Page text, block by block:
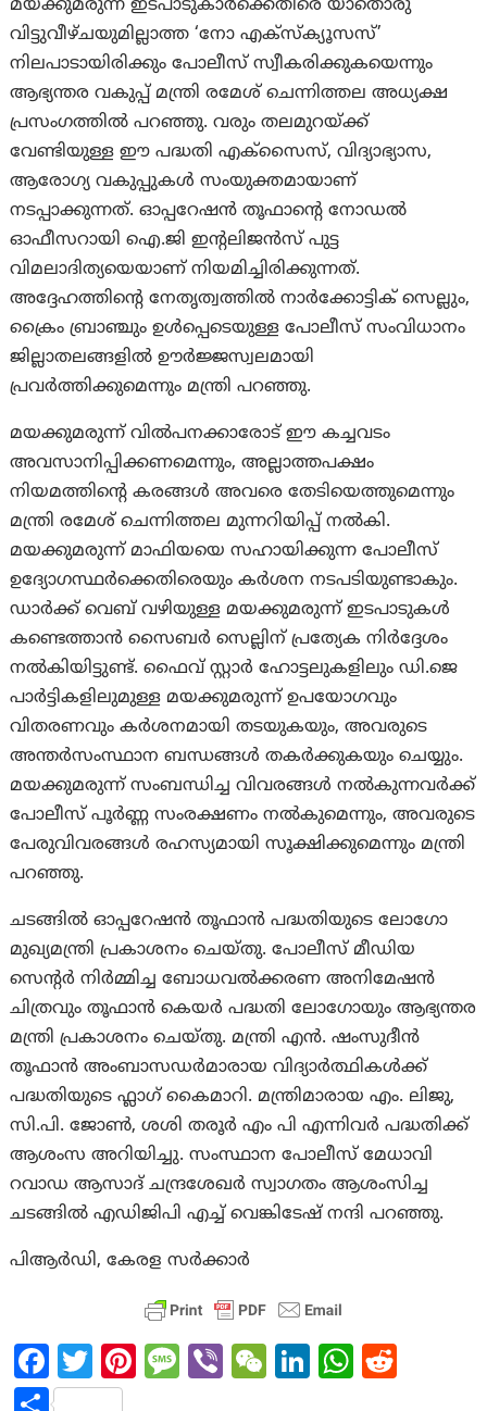
മയക്കുമരുന്ന് ഇടപാടുകാർക്കെതിരെ യാതൊരു
വിട്ടുവീഴ്ചയുമില്ലാത്ത ‘നോ എക്‌സ്‌ക്യൂസസ്’
നിലപാടായിരിക്കും പോലീസ് സ്വീകരിക്കുകയെന്നും
ആഭ്യന്തര വകുപ്പ് മന്ത്രി രമേശ് ചെന്നിത്തല അധ്യക്ഷ
പ്രസംഗത്തിൽ പറഞ്ഞു. വരും തലമുറയ്ക്ക്
വേണ്ടിയുള്ള ഈ പദ്ധതി എക്‌സൈസ്, വിദ്യാഭ്യാസ,
ആരോഗ്യ വകുപ്പുകൾ സംയുക്തമായാണ്
നടപ്പാക്കുന്നത്. ഓപ്പറേഷൻ തൂഫാന്റെ നോഡൽ
ഓഫീസറായി ഐ.ജി ഇന്റലിജൻസ് പുട്ട
വിമലാദിത്യയെയാണ് നിയമിച്ചിരിക്കുന്നത്.
അദ്ദേഹത്തിന്റെ നേതൃത്വത്തിൽ നാർക്കോട്ടിക് സെല്ലും,
ക്രൈം ബ്രാഞ്ചും ഉൾപ്പെടെയുള്ള പോലീസ് സംവിധാനം
ജില്ലാതലങ്ങളിൽ ഊർജ്ജസ്വലമായി
പ്രവർത്തിക്കുമെന്നും മന്ത്രി പറഞ്ഞു.
മയക്കുമരുന്ന് വിൽപനക്കാരോട് ഈ കച്ചവടം
അവസാനിപ്പിക്കണമെന്നും, അല്ലാത്തപക്ഷം
നിയമത്തിന്റെ കരങ്ങൾ അവരെ തേടിയെത്തുമെന്നും
മന്ത്രി രമേശ് ചെന്നിത്തല മുന്നറിയിപ്പ് നൽകി.
മയക്കുമരുന്ന് മാഫിയയെ സഹായിക്കുന്ന പോലീസ്
ഉദ്യോഗസ്ഥർക്കെതിരെയും കർശന നടപടിയുണ്ടാകും.
ഡാർക്ക് വെബ് വഴിയുള്ള മയക്കുമരുന്ന് ഇടപാടുകൾ
കണ്ടെത്താൻ സൈബർ സെല്ലിന് പ്രത്യേക നിർദ്ദേശം
നൽകിയിട്ടുണ്ട്. ഫൈവ് സ്റ്റാർ ഹോട്ടലുകളിലും ഡി.ജെ
പാർട്ടികളിലുമുള്ള മയക്കുമരുന്ന് ഉപയോഗവും
വിതരണവും കർശനമായി തടയുകയും, അവരുടെ
അന്തർസംസ്ഥാന ബന്ധങ്ങൾ തകർക്കുകയും ചെയ്യും.
മയക്കുമരുന്ന് സംബന്ധിച്ച വിവരങ്ങൾ നൽകുന്നവർക്ക്
പോലീസ് പൂർണ്ണ സംരക്ഷണം നൽകുമെന്നും, അവരുടെ
പേരുവിവരങ്ങൾ രഹസ്യമായി സൂക്ഷിക്കുമെന്നും മന്ത്രി
പറഞ്ഞു.
ചടങ്ങിൽ ഓപ്പറേഷൻ തൂഫാൻ പദ്ധതിയുടെ ലോഗോ
മുഖ്യമന്ത്രി പ്രകാശനം ചെയ്തു. പോലീസ് മീഡിയ
സെന്റർ നിർമ്മിച്ച ബോധവൽക്കരണ അനിമേഷൻ
ചിത്രവും തൂഫാൻ കെയർ പദ്ധതി ലോഗോയും ആഭ്യന്തര
മന്ത്രി പ്രകാശനം ചെയ്തു. മന്ത്രി എൻ. ഷംസുദീൻ
തൂഫാൻ അംബാസഡർമാരായ വിദ്യാർത്ഥികൾക്ക്
പദ്ധതിയുടെ ഫ്ലാഗ് കൈമാറി. മന്ത്രിമാരായ എം. ലിജു,
സി.പി. ജോൺ, ശശി തരൂർ എം പി എന്നിവർ പദ്ധതിക്ക്
ആശംസ അറിയിച്ചു. സംസ്ഥാന പോലീസ് മേധാവി
റവാഡ ആസാദ് ചന്ദ്രശേഖർ സ്വാഗതം ആശംസിച്ച
ചടങ്ങിൽ എഡിജിപി എച്ച് വെങ്കിടേഷ് നന്ദി പറഞ്ഞു.
പിആര്‍ഡി, കേരള സര്‍ക്കാര്‍
Fa
ce
T
w
Pi M Vi W Li W